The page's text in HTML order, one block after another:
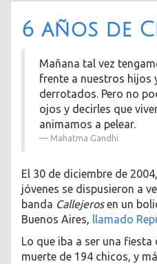
6 años de
Mañana tal vez
frente a nuestros hijos
derrotados. Pero no
ojos y decirles que
animamos a pelear.
Mahatma Gandhi
El 30 de diciembre de
jóvenes se dispusieron a
banda Callejerosen un
Buenos Aires, llamado
Lo que iba a ser una
muerte de 194 chicos, y